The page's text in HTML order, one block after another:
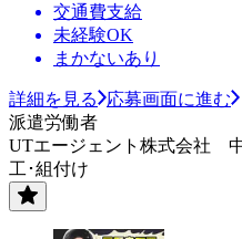
交通費支給
未経験OK
まかないあり
詳細を見る
応募画面に進む
派遣労働者
UTエージェント株式会社
工･組付け